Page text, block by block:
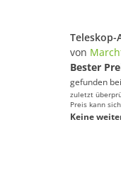
von
Bester
gefunden bei
zuletzt
Preis kann
Keine